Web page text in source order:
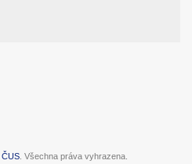
ČUS. Všechna práva vyhrazena.